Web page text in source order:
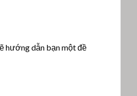
hướng dẫn bạn một đề